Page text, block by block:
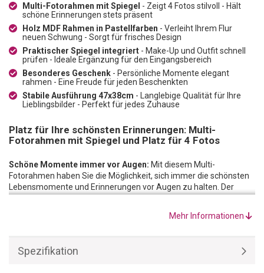
Multi-Fotorahmen mit Spiegel - Zeigt 4 Fotos stilvoll - Hält
schöne Erinnerungen stets präsent
Holz MDF Rahmen in Pastellfarben - Verleiht Ihrem Flur
neuen Schwung - Sorgt für frisches Design
Praktischer Spiegel integriert - Make-Up und Outfit schnell
prüfen - Ideale Ergänzung für den Eingangsbereich
Besonderes Geschenk - Persönliche Momente elegant
rahmen - Eine Freude für jeden Beschenkten
Stabile Ausführung 47x38cm - Langlebige Qualität für Ihre
Lieblingsbilder - Perfekt für jedes Zuhause
Platz für Ihre schönsten Erinnerungen: Multi-
Fotorahmen mit Spiegel und Platz für 4 Fotos
Schöne Momente immer vor Augen: Mit diesem Multi-
Fotorahmen haben Sie die Möglichkeit, sich immer die schönsten
Lebensmomente und Erinnerungen vor Augen zu halten. Der
diesem Rahmen in Pastelltönen bekommt er neuen Schwung. 4
Fotos finden darin Platz! In einem Rahmen eingefassten Spiegel
Mehr Informationen
Spezifikation